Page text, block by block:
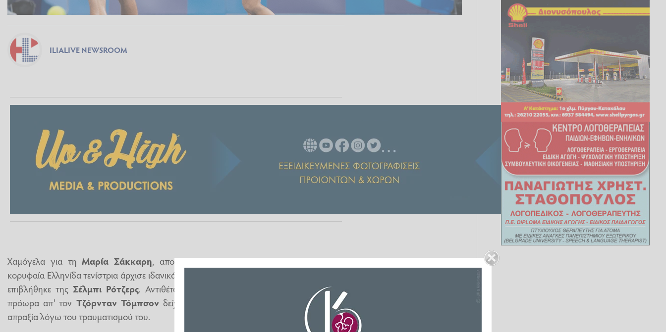
ILIALIVE NEWSROOM
Χαμόγελα για τηΜαρία Σάκκαρη, απογοήτευση για τονΣτέφανο Τσιτσιπά. Η
κορυφαία Ελληνίδα τενίστρια άρχισε ιδανικά την παρουσία της στο
επιβλήθηκε της Σέλμπι Ρότζερς. Αντιθέτως, ο Έλληνας πρωταθλητής αποκλείστηκε
πρόωρα απ' τον Τζόρνταν Τόμπσον δείχνοντας επηρεασμένος απ' την αγωνιστική
απραξία λόγω του τραυματισμού του.